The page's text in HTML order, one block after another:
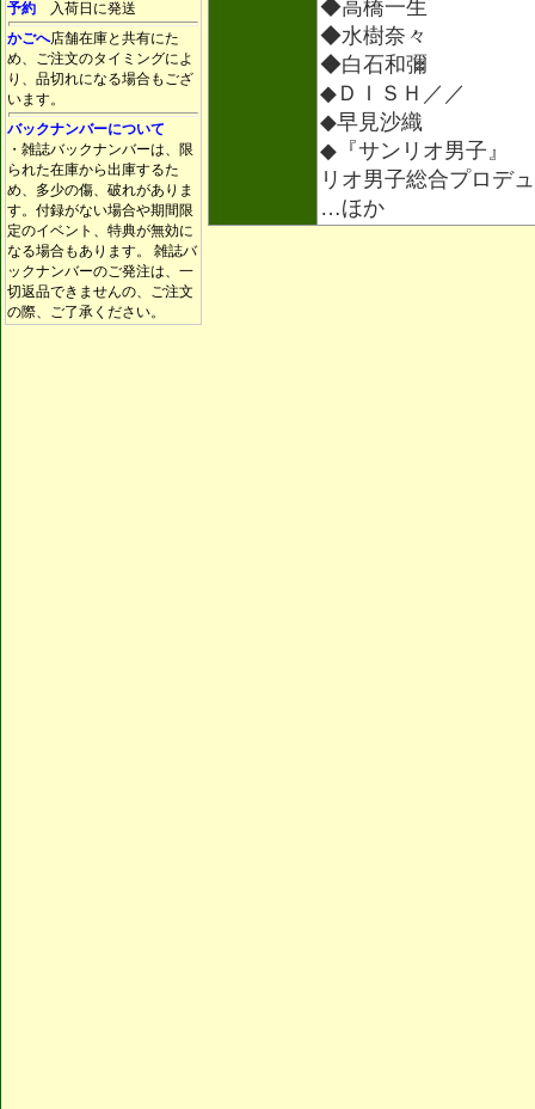
予約 入荷日に発送
かごへ店舗在庫と共有にた
め、ご注文のタイミングによ
り、品切れになる場合もござ
います。
バックナンバーについて
・雑誌バックナンバーは、限
られた在庫から出庫するた
め、多少の傷、破れがありま
す。付録がない場合や期間限
定のイベント、特典が無効に
なる場合もあります。 雑誌バ
ックナンバーのご発注は、一
切返品できませんの、ご注文
の際、ご了承ください。
◆高橋一生
◆水樹奈々
◆白石和彌
◆ＤＩＳＨ／／
◆早見沙織
◆『サンリオ男子』
リオ男子総合プロデ
…ほか